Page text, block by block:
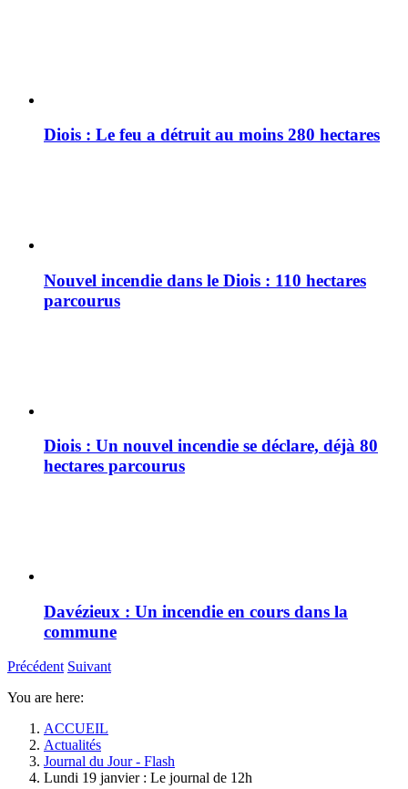
Diois : Le feu a détruit au moins 280 hectares
Nouvel incendie dans le Diois : 110 hectares
parcourus
Diois : Un nouvel incendie se déclare, déjà 80
hectares parcourus
Davézieux : Un incendie en cours dans la
commune
Précédent Suivant
You are here:
ACCUEIL
Actualités
Journal du Jour - Flash
Lundi 19 janvier : Le journal de 12h